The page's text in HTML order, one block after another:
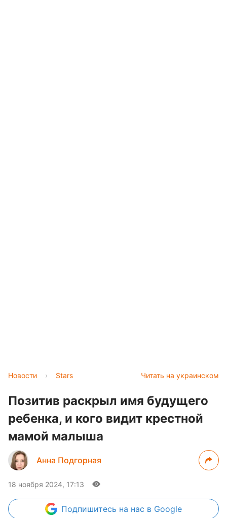
Читать на украинском
Новости › Stars
Позитив раскрыл имя будущего
ребенка, и кого видит крестной
мамой малыша
Анна Подгорная
18 ноября 2024, 17:13
Подпишитесь на нас в Google